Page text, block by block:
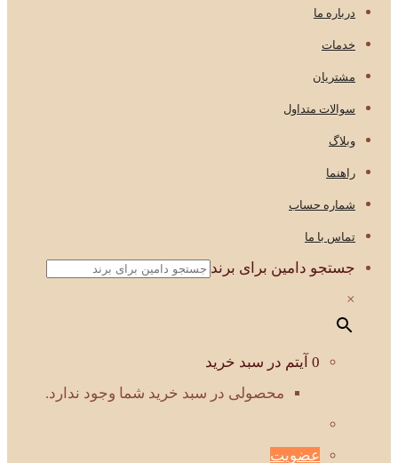
درباره ما
خدمات
مشتریان
سوالات متداول
وبلاگ
راهنما
شماره حساب
تماس با ما
جستجو دامین برای برند
×
0 آیتم در سبد خرید
محصولی در سبد خرید شما وجود ندارد.
عضویت